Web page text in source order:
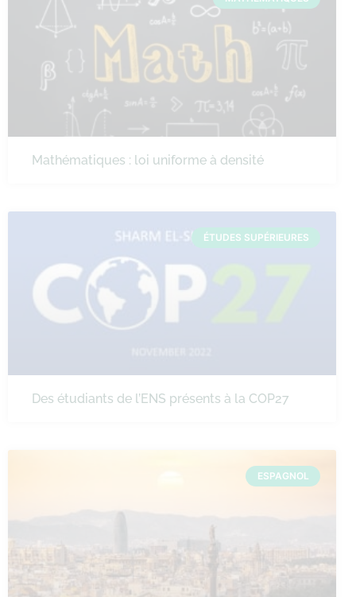
Mathématiques : loi uniforme à densité
ÉTUDES SUPÉRIEURES
Des étudiants de l’ENS présents à la COP27
ESPAGNOL